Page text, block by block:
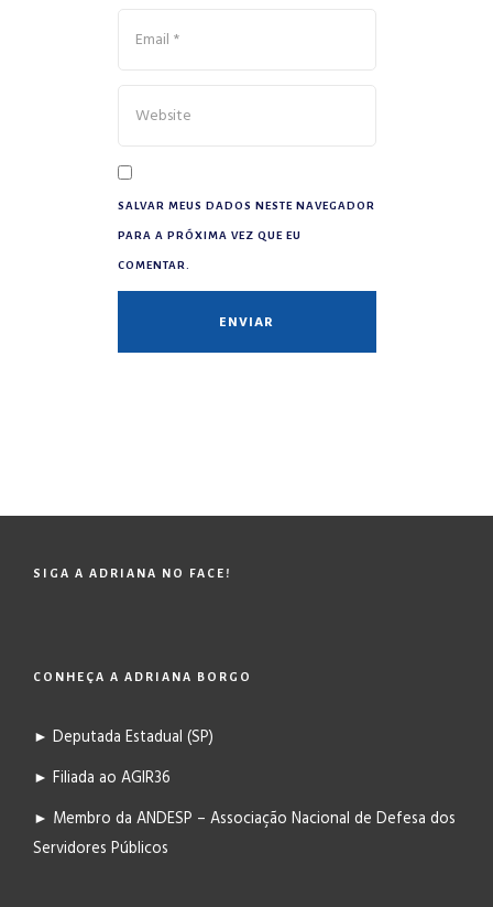
SALVAR MEUS DADOS NESTE NAVEGADOR
PARA A PRÓXIMA VEZ QUE EU
COMENTAR.
SIGA A ADRIANA NO FACE!
CONHEÇA A ADRIANA BORGO
► Deputada Estadual (SP)
► Filiada ao AGIR36
► Membro da ANDESP – Associação Nacional de Defesa dos
Servidores Públicos